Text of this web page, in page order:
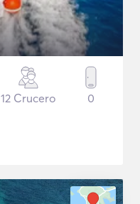
12 Crucero 0